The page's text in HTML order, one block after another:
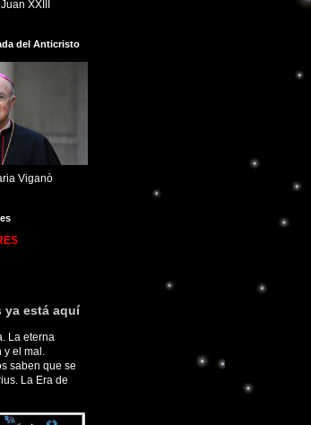
XXIII
del Anticristo
Viganò
ya está aquí
La eterna
y el mal.
saben que se
La Era de